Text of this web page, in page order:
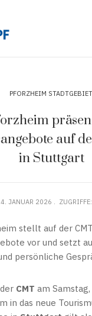
PFORZHEIM STADTGEBIET
auf
in Stuttgart
JANUAR 2026
stellt auf der
vor und setzt
persönliche
CMT am
in das neue